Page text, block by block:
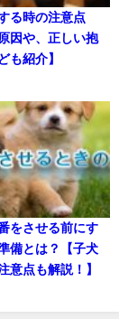
る時の注意点
因や、正しい抱
も紹介】
をさせる前にす
備とは？【子犬
意点も解説！】